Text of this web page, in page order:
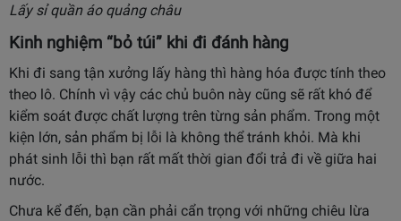
Lấy sỉ quần áo quảng châu
Kinh nghiệm “bỏ túi” khi đi đánh hàng
Khi đi sang tận xưởng lấy hàng thì hàng hóa được tính theo
theo lô. Chính vì vậy các chủ buôn này cũng sẽ rất khó để
kiểm soát được chất lượng trên từng sản phẩm. Trong một
kiện lớn, sản phẩm bị lỗi là không thể tránh khỏi. Mà khi
phát sinh lỗi thì bạn rất mất thời gian đổi trả đi về giữa hai
nước.
Chưa kể đến, bạn cần phải cẩn trọng với những chiêu lừa